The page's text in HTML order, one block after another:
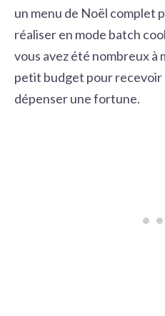
un menu de Noël complet
réaliser en mode batch
vous avez été nombreux à
petit budget pour recevoir
dépenser une fortune.